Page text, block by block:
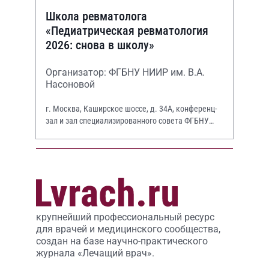
Школа ревматолога
«Педиатрическая ревматология
2026: снова в школу»
Организатор: ФГБНУ НИИР им. В.А.
Насоновой
г. Москва, Каширское шоссе, д. 34А, конференц-
зал и зал специализированного совета ФГБНУ
крупнейший профессиональный ресурс
для врачей и медицинского сообщества,
создан на базе научно-практического
журнала «Лечащий врач».